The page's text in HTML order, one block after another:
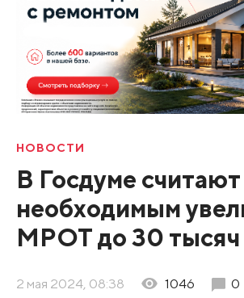
НОВОСТИ
В Госдуме считают
необходимым
МРОТ до 30 тысяч
2 мая 2024, 08:38 1046 0